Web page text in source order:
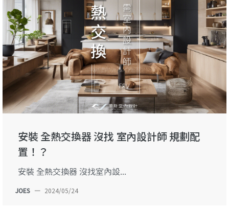
安裝 全熱交換器 沒找 室內設計師 規劃配
置！？
安裝 全熱交換器 沒找室內設...
JOES — 2024/05/24